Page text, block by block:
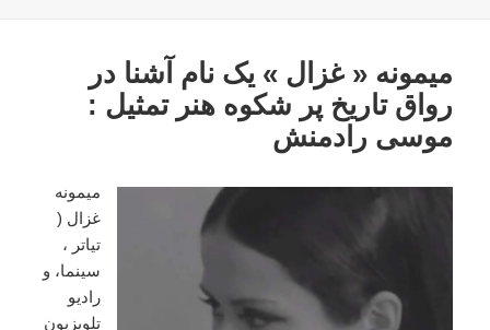
میمونه « غزال » یک نام آشنا در
رواق تاریخ پر شکوه هنر تمثیل :
موسی رادمنش
میمونه
غزال (
تیاتر ،
سینما، و
رادیو
تلویزیون